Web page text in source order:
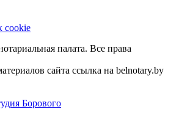
cookie
палата. Все права
сайта ссылка на belnotary.by
Борового